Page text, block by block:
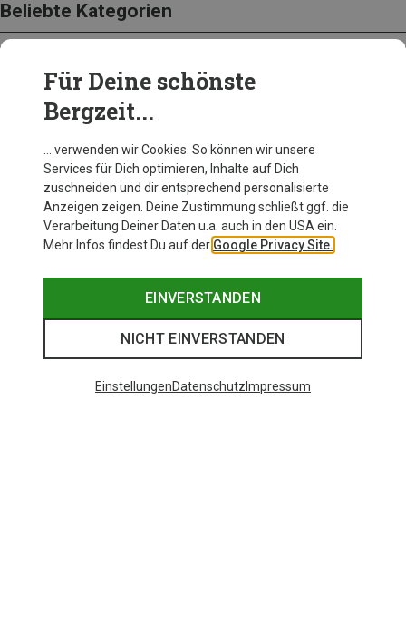
Beliebte Kategorien
BEKLEIDUNG
Für Deine schönste
Bergzeit...
… verwenden wir Cookies. So können wir unsere
Services für Dich optimieren, Inhalte auf Dich
zuschneiden und dir entsprechend personalisierte
Anzeigen zeigen. Deine Zustimmung schließt ggf. die
Verarbeitung Deiner Daten u.a. auch in den USA ein.
Mehr Infos findest Du auf der Google Privacy Site.
EINVERSTANDEN
NICHT EINVERSTANDEN
EinstellungenDatenschutz Impressum